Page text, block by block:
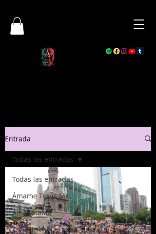
Entrada
Todas las entradas
Ámame Trans Mx
AmanotaMx
En primera persona
Todas las entradas